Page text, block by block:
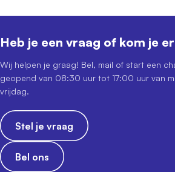
Heb je een vraag of kom je
Wij helpen je graag! Bel, mail of start een
geopend van 08:30 uur tot 17:00 uur van
vrijdag.
Stel je vraag
Bel ons